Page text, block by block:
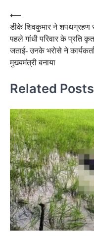
Post
navigation
⟵
डीके शिवकुमार ने शपथग्रहण
पहले गांधी परिवार के प्रति
जताई- उनके भरोसे ने
मुख्यमंत्री बनाया
Related Posts